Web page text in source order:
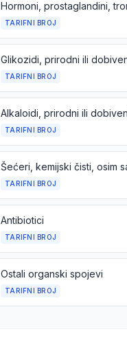
TARIFNI BROJ
TARIFNI BROJ
TARIFNI BROJ
TARIFNI BROJ
Antibiotici
TARIFNI BROJ
Ostali organski spojevi
TARIFNI BROJ